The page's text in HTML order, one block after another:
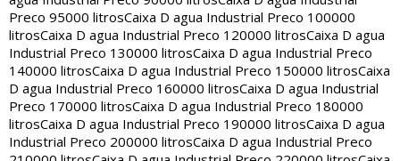
Preco 95000 litrosCaixa D agua Industrial Preco 100000
litrosCaixa D agua Industrial Preco 120000 litrosCaixa D agua
Industrial Preco 130000 litrosCaixa D agua Industrial Preco
140000 litrosCaixa D agua Industrial Preco 150000 litrosCaixa
D agua Industrial Preco 160000 litrosCaixa D agua Industrial
Preco 170000 litrosCaixa D agua Industrial Preco 180000
litrosCaixa D agua Industrial Preco 190000 litrosCaixa D agua
Industrial Preco 200000 litrosCaixa D agua Industrial Preco